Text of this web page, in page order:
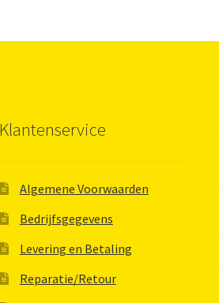
Klantenservice
Algemene Voorwaarden
Bedrijfsgegevens
Levering en Betaling
Reparatie/Retour